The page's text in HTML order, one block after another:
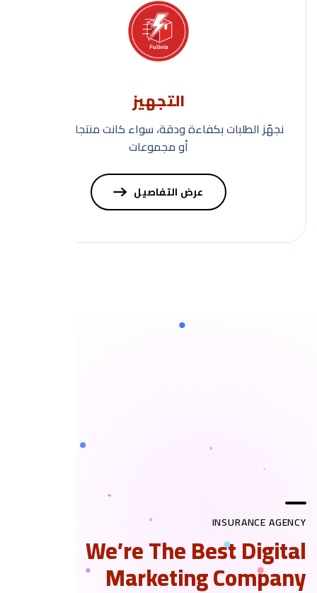
التجهيز
نجهّز الطلبات بكفاءة ودقة، سواء كانت منتجات مفردة
أو مجموعات
عرض التفاصيل
INSURANCE AGENCY
We’re The Best Digital
Marketing Company